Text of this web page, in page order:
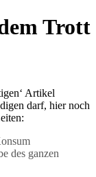
Trott
Artikel
darf, hier noch
des ganzen